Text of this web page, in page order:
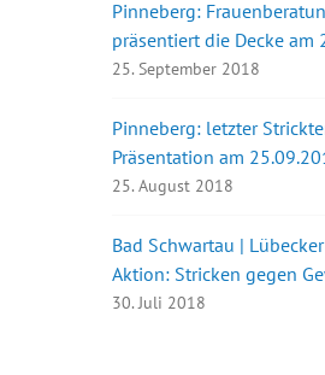
Pinneberg:
präsentiert die Decke am
25. September 2018
Pinneberg: letzter
Präsentation am
25. August 2018
Bad Schwartau |
Aktion: Stricken gegen
30. Juli 2018